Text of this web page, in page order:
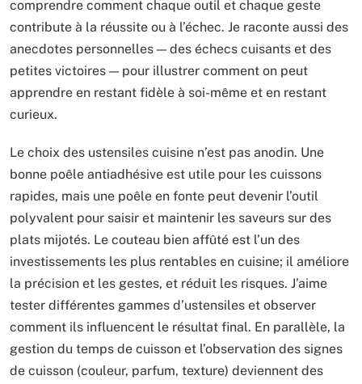
comprendre comment chaque outil et chaque geste
contribute à la réussite ou à l’échec. Je raconte aussi des
anecdotes personnelles — des échecs cuisants et des
petites victoires — pour illustrer comment on peut
apprendre en restant fidèle à soi-même et en restant
curieux.
Le choix des ustensiles cuisine n’est pas anodin. Une
bonne poêle antiadhésive est utile pour les cuissons
rapides, mais une poêle en fonte peut devenir l’outil
polyvalent pour saisir et maintenir les saveurs sur des
plats mijotés. Le couteau bien affûté est l’un des
investissements les plus rentables en cuisine; il améliore
la précision et les gestes, et réduit les risques. J’aime
tester différentes gammes d’ustensiles et observer
comment ils influencent le résultat final. En parallèle, la
gestion du temps de cuisson et l’observation des signes
de cuisson (couleur, parfum, texture) deviennent des